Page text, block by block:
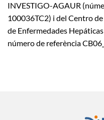
INVESTIGO-AGAUR
100036TC2) i del Centro
de Enfermedades
número de referència